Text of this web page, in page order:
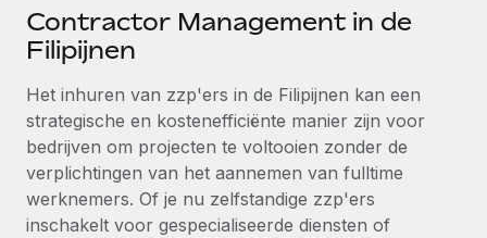
DIENSTEN
Krijg hulp van global HR- en juridische experts
Achtergrondonderzoek
Vereenvoudig het screeningsproces van
kandidaten
Een partner worden
Ontdek hoe je met ons kunt samenwerken
Integraties en advies over AI-automatiseringen
CASESTUDY'S
Newsroom
Inzichtencentrum
Support
Alle bronnen bekijken
Contractor Management in de
Filipijnen
Het inhuren van zzp'ers in de Filipijnen kan een
strategische en kostenefficiënte manier zijn voor
bedrijven om projecten te voltooien zonder de
verplichtingen van het aannemen van fulltime
werknemers. Of je nu zelfstandige zzp'ers
inschakelt voor gespecialiseerde diensten of